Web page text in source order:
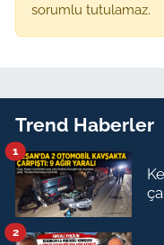
sorumlu tutulamaz.
Trend Haberler
1
2